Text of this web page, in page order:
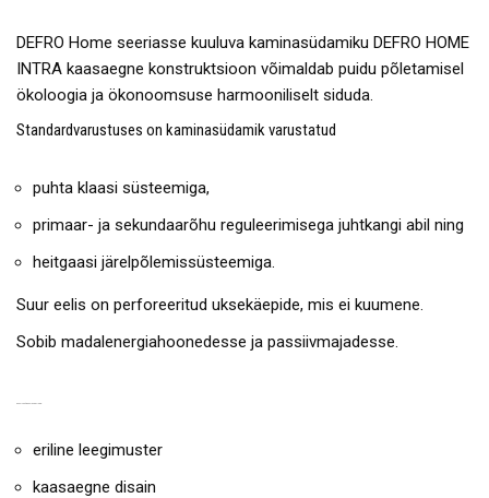
DEFRO Home seeriasse kuuluva kaminasüdamiku DEFRO HOME
INTRA kaasaegne konstruktsioon võimaldab puidu põletamisel
ökoloogia ja ökonoomsuse harmooniliselt siduda.
Standardvarustuses on kaminasüdamik varustatud
puhta klaasi süsteemiga,
primaar- ja sekundaarõhu reguleerimisega juhtkangi abil ning
heitgaasi järelpõlemissüsteemiga.
Suur eelis on perforeeritud uksekäepide, mis ei kuumene.
Sobib madalenergiahoonedesse ja passiivmajadesse.
eriline leegimuster
kaasaegne disain